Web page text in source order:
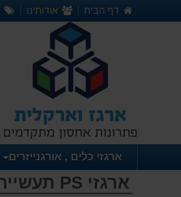
דף הבית אודותינו
ארגזי כלים , אורגנייזרים
ארגזי PS תעשייתיים